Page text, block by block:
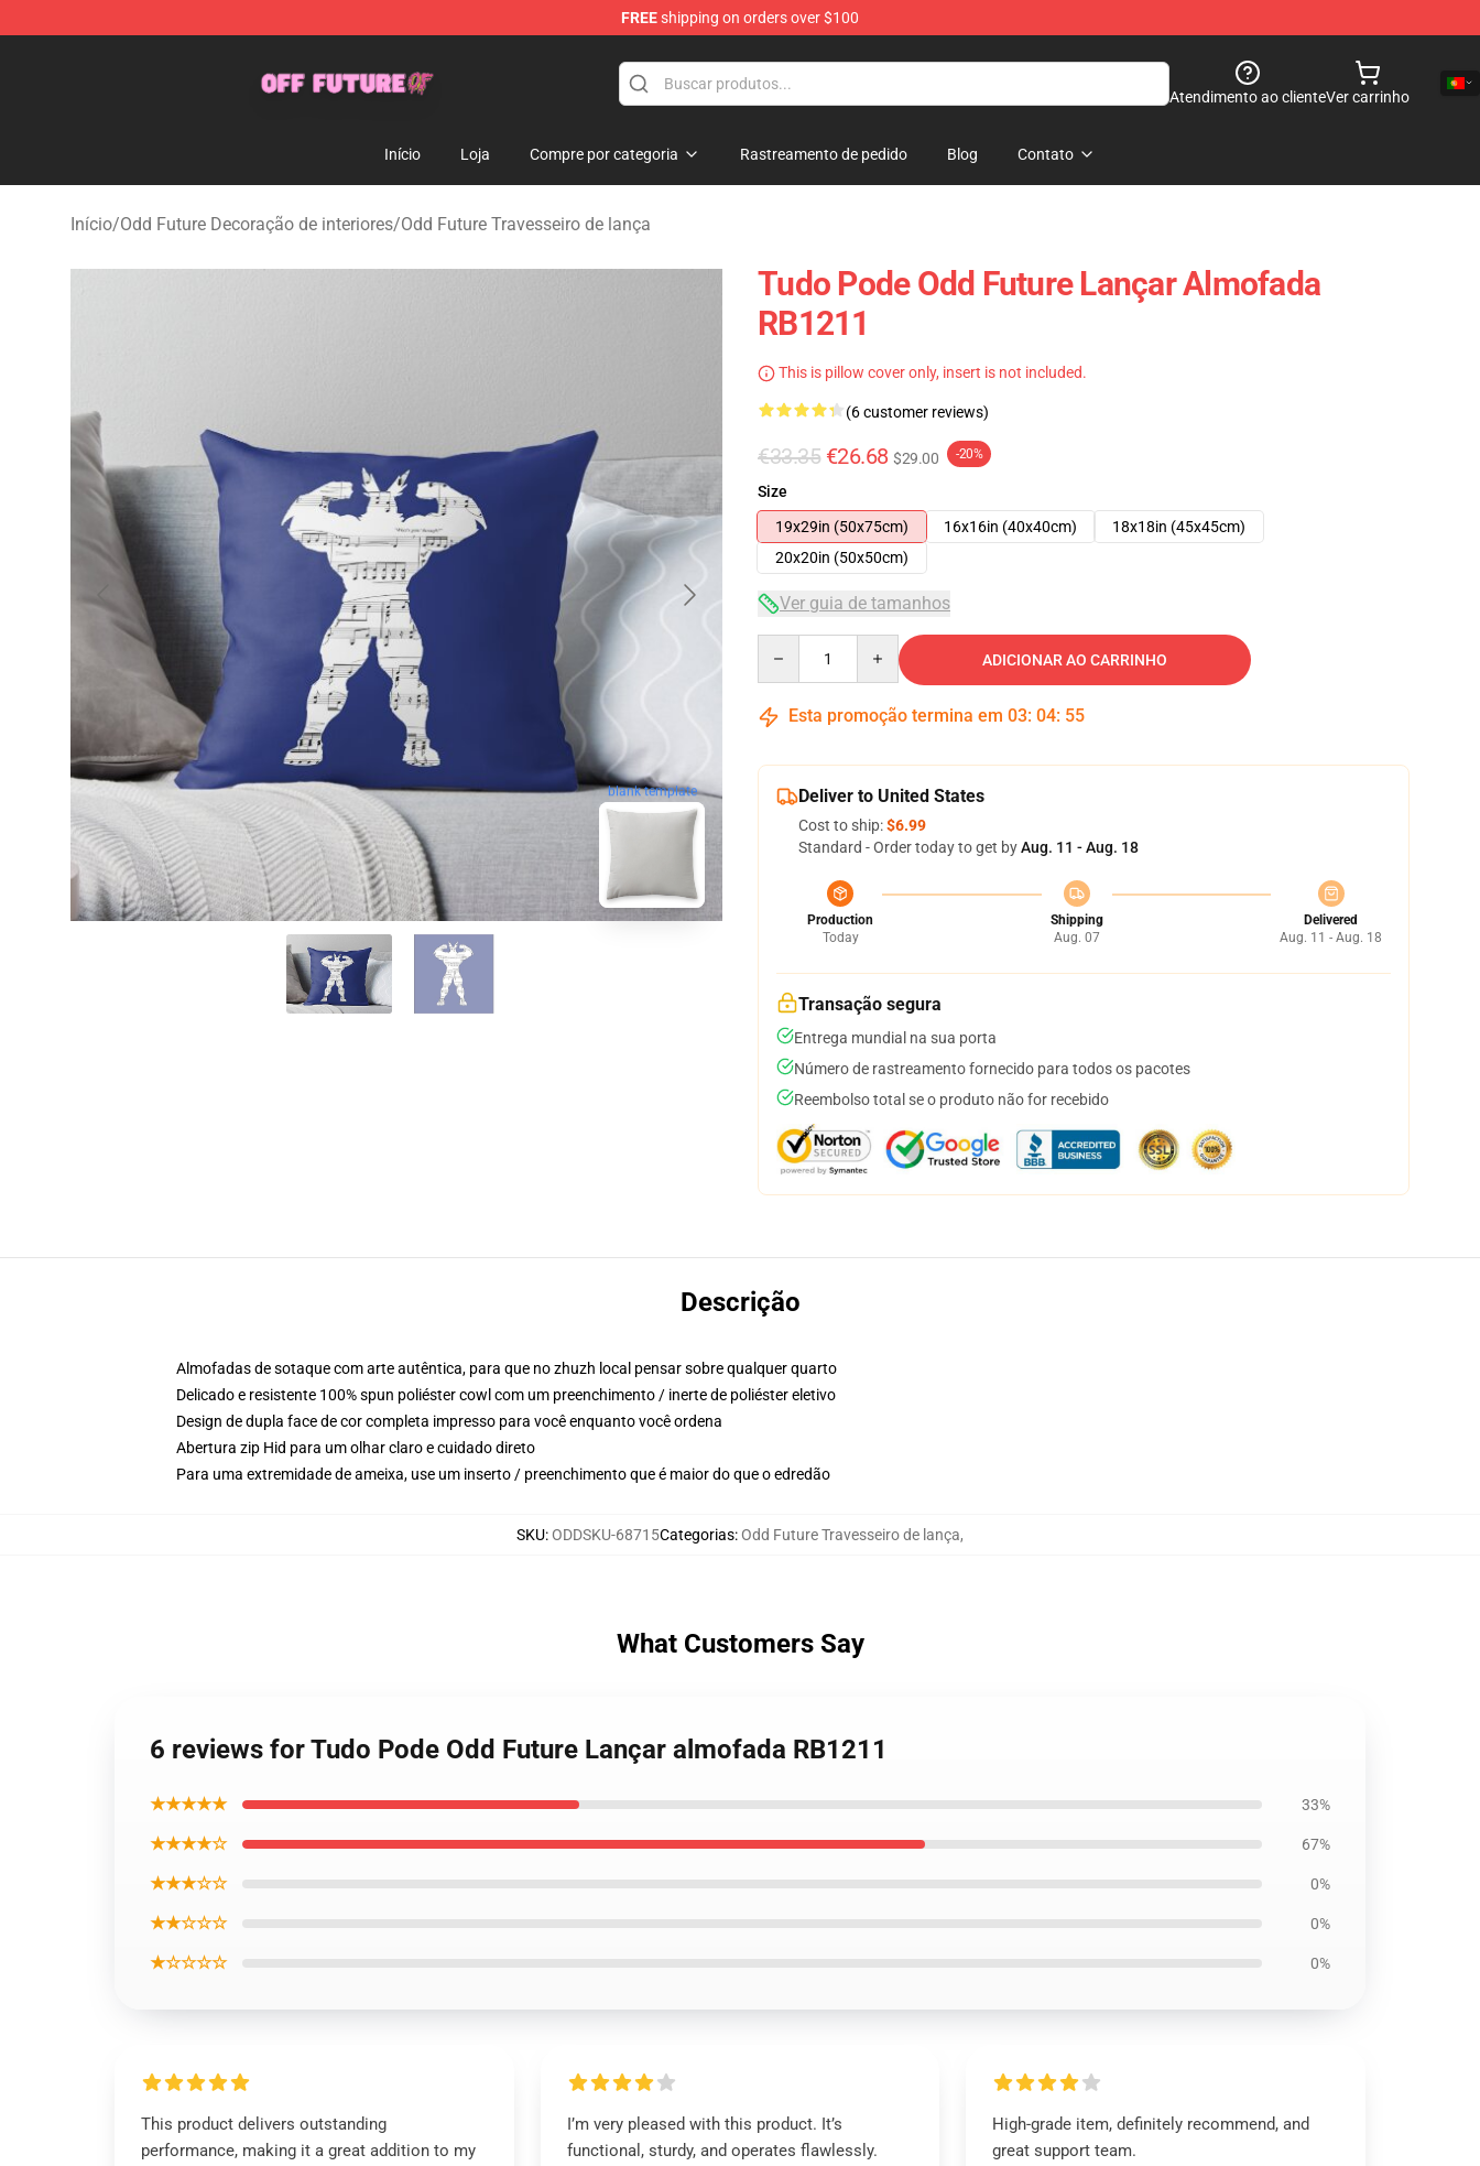
FREEshipping on orders over $100
Atendimento ao clienteVer carrinho
Início Loja Compre por categoria Rastreamento de pedido Blog Contato
Início/Odd Future Decoração de interiores/Odd Future Travesseiro de lança
blank template
Tudo Pode Odd Future Lançar Almofada
RB1211
This is pillow cover only, insert is not included.
(6 customer reviews)
€33.35 €26.68 $29.00 -20%
Size
19x29in (50x75cm)
16x16in (40x40cm)
18x18in (45x45cm)
20x20in (50x50cm)
Ver guia de tamanhos
ADICIONAR AO CARRINHO
Esta promoção termina em 03: 04: 54
Deliver to United States
Cost to ship:$6.99
Standard - Order today to get byAug. 11 - Aug. 18
Production
Today
Shipping
Aug. 07
Delivered
Aug. 11 - Aug. 18
Transação segura
Entrega mundial na sua porta
Número de rastreamento fornecido para todos os pacotes
Reembolso total se o produto não for recebido
Descrição
Almofadas de sotaque com arte autêntica, para que no zhuzh local pensar sobre qualquer quarto
Delicado e resistente 100% spun poliéster cowl com um preenchimento / inerte de poliéster eletivo
Design de dupla face de cor completa impresso para você enquanto você ordena
Abertura zip Hid para um olhar claro e cuidado direto
Para uma extremidade de ameixa, use um inserto / preenchimento que é maior do que o edredão
SKU:ODDSKU-68715Categorias:Odd Future Travesseiro de lança,
What Customers Say
6 reviews for Tudo Pode Odd Future Lançar almofada RB1211
★★★★★ 33%
★★★★☆ 67%
★★★☆☆ 0%
★★☆☆☆ 0%
★☆☆☆☆ 0%
This product delivers outstanding
performance, making it a great addition to my
I’m very pleased with this product. It’s
functional, sturdy, and operates flawlessly.
High-grade item, definitely recommend, and
great support team.